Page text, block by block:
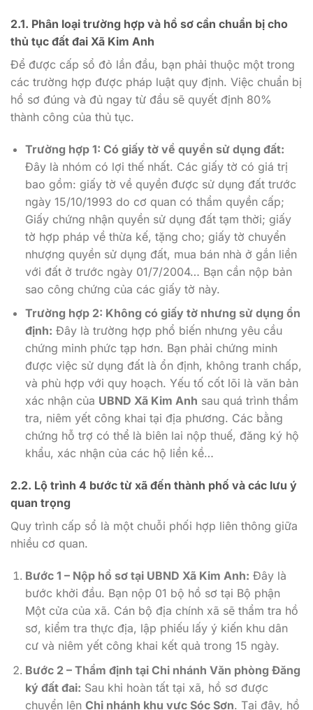
2.1. Phân loại trường hợp và hồ sơ cần chuẩn bị cho
thủ tục đất đai Xã Kim Anh
Để được cấp sổ đỏ lần đầu, bạn phải thuộc một trong
các trường hợp được pháp luật quy định. Việc chuẩn bị
hồ sơ đúng và đủ ngay từ đầu sẽ quyết định 80%
thành công của thủ tục.
Trường hợp 1: Có giấy tờ về quyền sử dụng đất:
Đây là nhóm có lợi thế nhất. Các giấy tờ có giá trị
bao gồm: giấy tờ về quyền được sử dụng đất trước
ngày 15/10/1993 do cơ quan có thẩm quyền cấp;
Giấy chứng nhận quyền sử dụng đất tạm thời; giấy
tờ hợp pháp về thừa kế, tặng cho; giấy tờ chuyển
nhượng quyền sử dụng đất, mua bán nhà ở gắn liền
với đất ở trước ngày 01/7/2004… Bạn cần nộp bản
sao công chứng của các giấy tờ này.
Trường hợp 2: Không có giấy tờ nhưng sử dụng ổn
định: Đây là trường hợp phổ biến nhưng yêu cầu
chứng minh phức tạp hơn. Bạn phải chứng minh
được việc sử dụng đất là ổn định, không tranh chấp,
và phù hợp với quy hoạch. Yếu tố cốt lõi là văn bản
xác nhận của UBND Xã Kim Anh sau quá trình thẩm
tra, niêm yết công khai tại địa phương. Các bằng
chứng hỗ trợ có thể là biên lai nộp thuế, đăng ký hộ
khẩu, xác nhận của các hộ liền kề…
2.2. Lộ trình 4 bước từ xã đến thành phố và các lưu ý
quan trọng
Quy trình cấp sổ là một chuỗi phối hợp liên thông giữa
nhiều cơ quan.
Bước 1 – Nộp hồ sơ tại UBND Xã Kim Anh: Đây là
bước khởi đầu. Bạn nộp 01 bộ hồ sơ tại Bộ phận
Một cửa của xã. Cán bộ địa chính xã sẽ thẩm tra hồ
sơ, kiểm tra thực địa, lập phiếu lấy ý kiến khu dân
cư và niêm yết công khai kết quả trong 15 ngày.
Bước 2 – Thẩm định tại Chi nhánh Văn phòng Đăng
ký đất đai: Sau khi hoàn tất tại xã, hồ sơ được
chuyển lên Chi nhánh khu vực Sóc Sơn. Tại đây, hồ